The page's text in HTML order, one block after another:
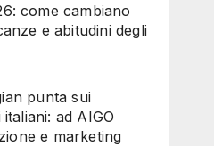
come cambiano
e abitudini degli
punta sui
ad AIGO
e marketing